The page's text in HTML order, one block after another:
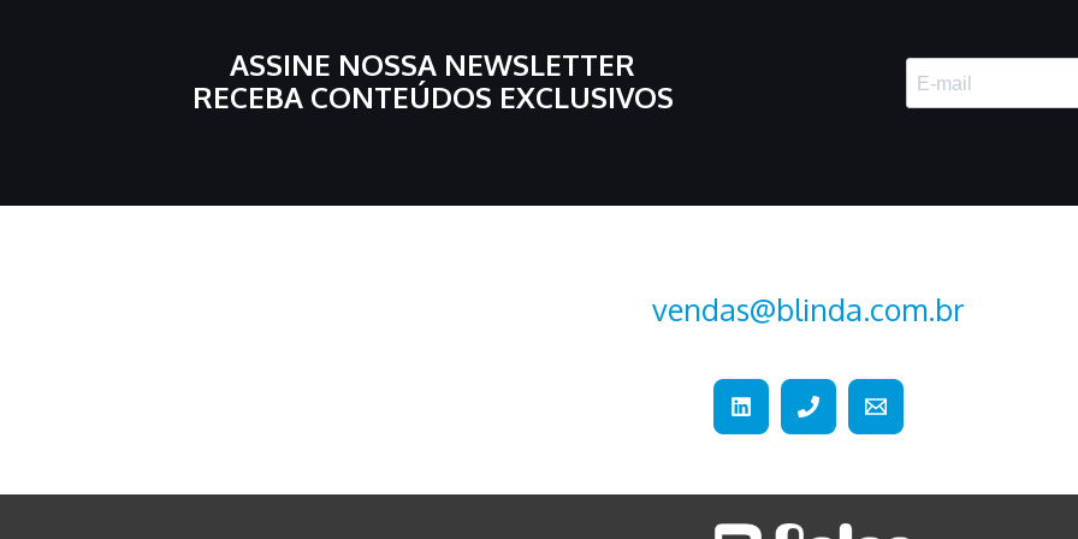
ASSINE NOSSA NEWSLETTER
RECEBA CONTEÚDOS EXCLUSIVOS
vendas@blinda.com.br